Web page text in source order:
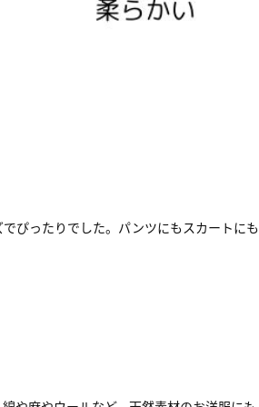
ぴったりでした。パンツにもスカートにも